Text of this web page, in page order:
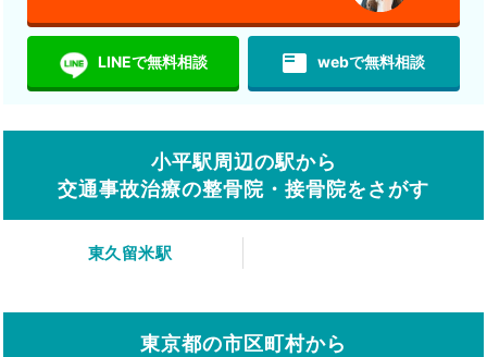
LINEで無料相談 featured_play_list webで無料相談
小平駅周辺の駅から
交通事故治療の整骨院・接骨院をさがす
東久留米駅
東京都の市区町村から